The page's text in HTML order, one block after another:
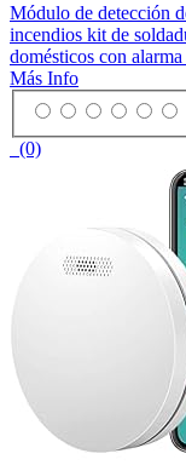
Módulo de detección
incendios kit de
domésticos con
Más Info
(0)